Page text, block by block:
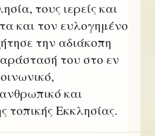
τους ιερείς και
και τον ευλογημένο
την αδιάκοπη
του στο εν
και
τοπικής Εκκλησίας.